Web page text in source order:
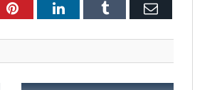
PinterestLinkedInTumblr Email